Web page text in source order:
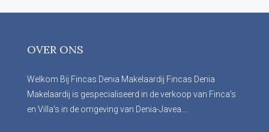
OVER ONS
Welkom Bij Fincas Denia Makelaardij Fincas Denia
Makelaardij is gespecialiseerd in de verkoop van Finca’s
en Villa’s in de omgeving van Denia-Javea....